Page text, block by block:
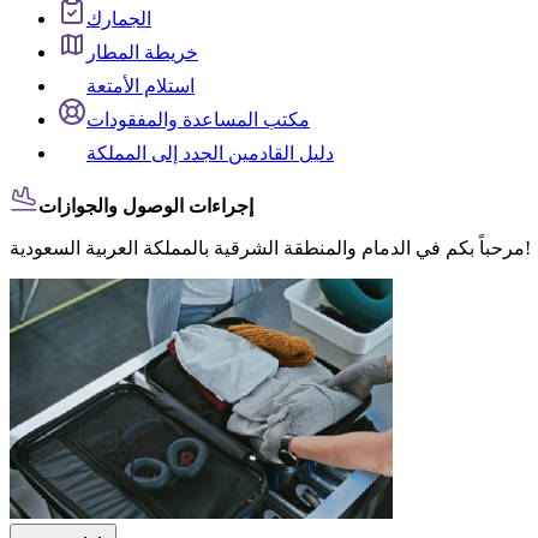
الجمارك
خريطة المطار
استلام الأمتعة
مكتب المساعدة والمفقودات
دليل القادمين الجدد إلى المملكة
إجراءات الوصول والجوازات
مرحباً بكم في الدمام والمنطقة الشرقية بالمملكة العربية السعودية!